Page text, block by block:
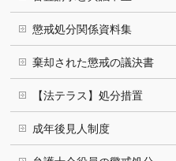
懲戒処分関係資料集
棄却された懲戒の議決書
【法テラス】処分措置
成年後見人制度